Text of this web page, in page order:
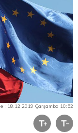
: 18.12.2019 Çarşamba 10:52